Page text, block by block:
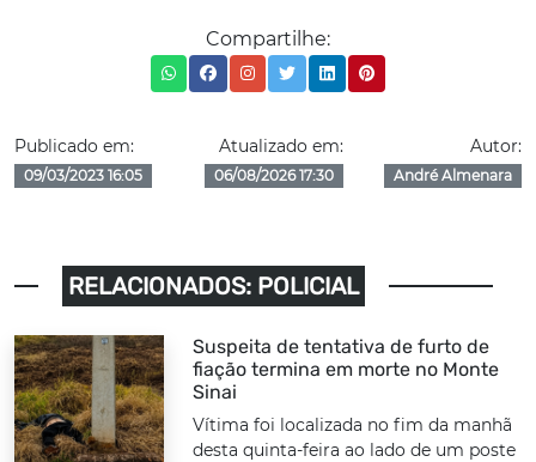
Compartilhe:
Publicado em:
09/03/2023 16:05
Atualizado em:
06/08/2026 17:30
Autor:
André Almenara
RELACIONADOS: POLICIAL
Suspeita de tentativa de furto de
fiação termina em morte no Monte
Sinai
Vítima foi localizada no fim da manhã
desta quinta-feira ao lado de um poste